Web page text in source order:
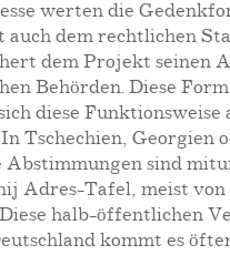
werten die
auch dem rechtlichen
dem Projekt seinen
Behörden. Diese
diese
Georgien
Abstimmungen sind
Adres-Tafel, meist
halb-öffentlichen
kommt es